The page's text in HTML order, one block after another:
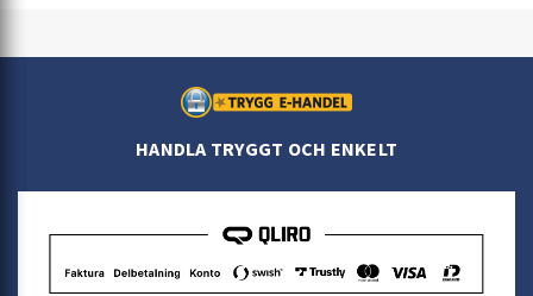
HANDLA TRYGGT OCH ENKELT